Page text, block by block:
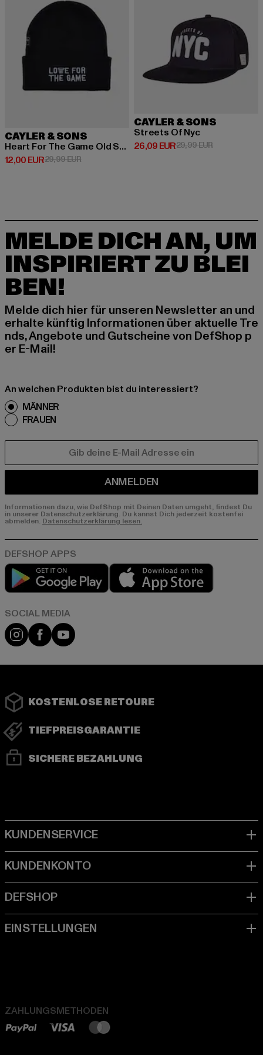
CAYLER & SONS
Heart For The Game Old Schoo
12,00 EUR
Derzeitiger Preis: 12,00 EUR
29,99 EURAktionspreis: 29,99 EUR
CAYLER & SONS
Streets Of Nyc
26,09 EUR
Derzeitiger Preis: 26,09 EUR
29,99 EURAktionspreis:
MELDE DICH AN, UM
INSPIRIERT ZU BLEI
BEN!
Melde dich hier für unseren Newsletter an und
erhalte künftig Informationen über aktuelle Tre
nds, Angebote und Gutscheine von DefShop p
er E-Mail!
An welchen Produkten bist du interessiert?
MÄNNER
FRAUEN
ANMELDEN
Informationen dazu, wie DefShop mit Deinen Daten umgeht, findest Du
in unserer Datenschutzerklärung. Du kannst Dich jederzeit kostenfei
abmelden. Datenschutzerklärung lesen.
Play market
Instagram
FacebookYouTube
KOSTENLOSE RETOURE
TIEFPREISGARANTIE
SICHERE BEZAHLUNG
ZAHLUNGSMETHODEN